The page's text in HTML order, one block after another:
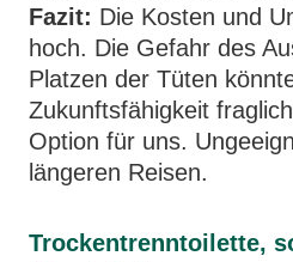
Fazit: Die Kosten und
hoch. Die Gefahr des
Platzen der Tüten
Zukunftsfähigkeit
Option für uns.
längeren Reisen.
Trockentrenntoilette,